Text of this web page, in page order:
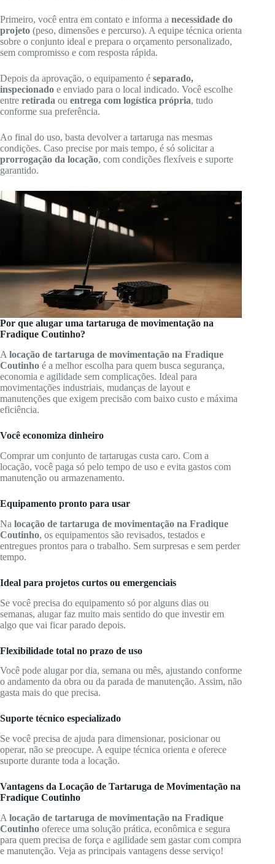
Primeiro, você entra em contato e informa a necessidade do
projeto (peso, dimensões e percurso). A equipe técnica orienta
sobre o conjunto ideal e prepara o orçamento personalizado,
sem compromisso e com resposta rápida.
Depois da aprovação, o equipamento é separado,
inspecionado e enviado para o local indicado. Você escolhe
entre retirada ou entrega com logística própria, tudo
conforme sua preferência.
Ao final do uso, basta devolver a tartaruga nas mesmas
condições. Caso precise por mais tempo, é só solicitar a
prorrogação da locação, com condições flexíveis e suporte
garantido.
Por que alugar uma tartaruga de movimentação na
Fradique Coutinho?
A locação de tartaruga de movimentação na Fradique
Coutinho é a melhor escolha para quem busca segurança,
economia e agilidade sem complicações. Ideal para
movimentações industriais, mudanças de layout e
manutenções que exigem precisão com baixo custo e máxima
eficiência.
Você economiza dinheiro
Comprar um conjunto de tartarugas custa caro. Com a
locação, você paga só pelo tempo de uso e evita gastos com
manutenção ou armazenamento.
Equipamento pronto para usar
Na locação de tartaruga de movimentação na Fradique
Coutinho, os equipamentos são revisados, testados e
entregues prontos para o trabalho. Sem surpresas e sem perder
tempo.
Ideal para projetos curtos ou emergenciais
Se você precisa do equipamento só por alguns dias ou
semanas, alugar faz muito mais sentido do que investir em
algo que vai ficar parado depois.
Flexibilidade total no prazo de uso
Você pode alugar por dia, semana ou mês, ajustando conforme
o andamento da obra ou da parada de manutenção. Assim, não
gasta mais do que precisa.
Suporte técnico especializado
Se você precisa de ajuda para dimensionar, posicionar ou
operar, não se preocupe. A equipe técnica orienta e oferece
suporte durante toda a locação.
Vantagens da Locação de Tartaruga de Movimentação na
Fradique Coutinho
A locação de tartaruga de movimentação na Fradique
Coutinho oferece uma solução prática, econômica e segura
para quem precisa de força e agilidade sem gastar com compra
e manutenção. Veja as principais vantagens desse serviço!